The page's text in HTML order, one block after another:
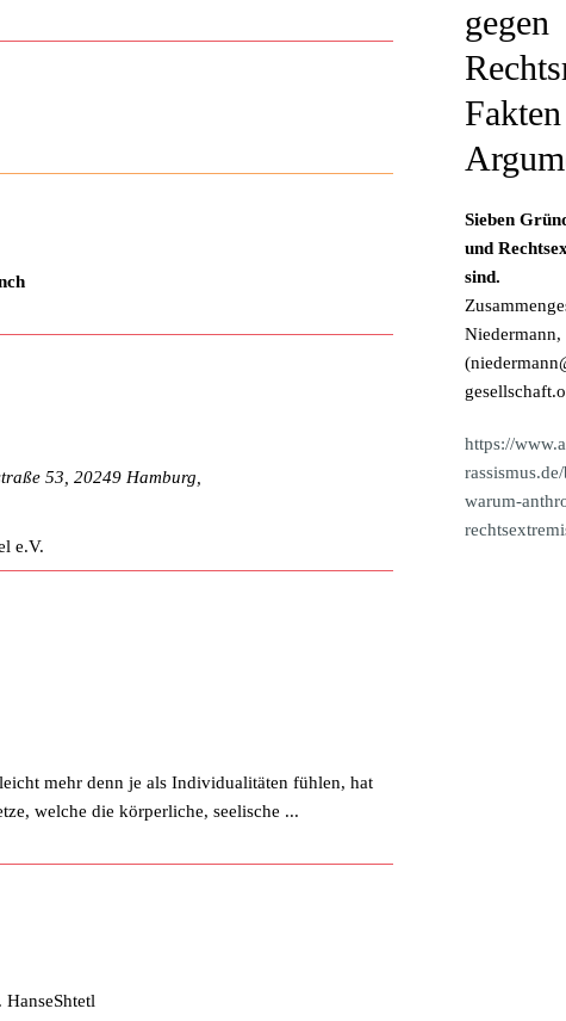
53, 20249 Hamburg,
e.V.
mehr denn je als Individualitäten fühlen, hat
welche die körperliche, seelische ...
gegen
Sieben
und
sind.
(
https://
warum-